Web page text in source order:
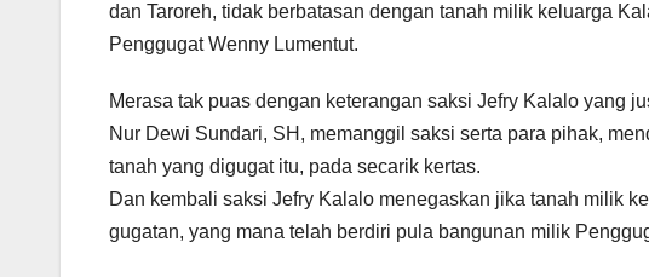
dan Taroreh, tidak berbatasan dengan tanah milik keluarga
Penggugat Wenny Lumentut.
Merasa tak puas dengan keterangan saksi Jefry Kalalo yang
Nur Dewi Sundari, SH, memanggil saksi serta para pihak,
tanah yang digugat itu, pada secarik kertas.
Dan kembali saksi Jefry Kalalo menegaskan jika tanah milik
gugatan, yang mana telah berdiri pula bangunan milik